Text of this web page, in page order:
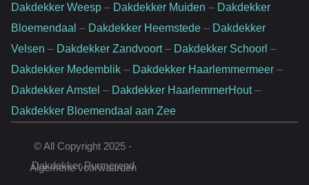
Dakdekker Weesp – Dakdekker Muiden – Dakdekker
Bloemendaal – Dakdekker Heemstede – Dakdekker
Velsen – Dakdekker Zandvoort– Dakdekker Schoorl –
Dakdekker Medemblik – Dakdekker Haarlemmermeer –
Dakdekker Amstel – Dakdekker HaarlemmerHout–
Dakdekker Bloemendaal aan Zee
© All Copyright 2025 -
Dakdekker Purmerend
Algemene voorwaarden